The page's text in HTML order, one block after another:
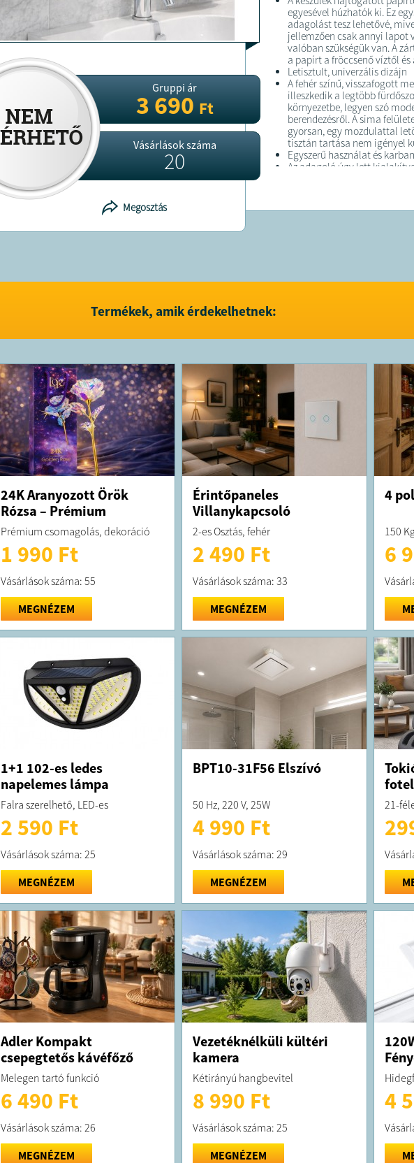
Gruppi ár
3 690Ft
Vásárlások száma
20
Megosztás
egyesével húzhatók ki. Ez
adagolást tesz lehetővé,
jellemzően csak annyi lapot
valóban szükségük van. A
a papírt a fröccsenő víztől és
Letisztult, univerzális dizájn
A fehér színű, visszafogott
illeszkedik a legtöbb
környezetbe, legyen szó
berendezésről. A sima
gyorsan, egy mozdulattal
tisztán tartása nem igényel
Egyszerű használat és
Az adagoló úgy lett
ami különösen előnyös
papírfelhasználás ésszerű
A terméket forgalmazza a
29182914-2-19
8445 Csehbánya, Újtelep út
Termékek, amik érdekelhetnek:
24K Aranyozott Örök
Rózsa – Prémium
Prémium csomagolás, dekoráció
1 990 Ft
Vásárlások száma: 55
MEGNÉZEM
Érintőpaneles
Villanykapcsoló
2-es Osztás, fehér
2 490 Ft
Vásárlások száma: 33
MEGNÉZEM
4
150
6
1+1 102-es ledes
napelemes lámpa
Falra szerelhető, LED-es
2 590 Ft
Vásárlások száma: 25
MEGNÉZEM
BPT10-31F56 Elszívó
50 Hz, 220 V, 25W
4 990 Ft
Vásárlások száma: 29
MEGNÉZEM
fotel
21-
Adler Kompakt
csepegtetős kávéfőző
Melegen tartó funkció
6 490 Ft
Vásárlások száma: 26
MEGNÉZEM
Vezetéknélküli kültéri
kamera
Kétirányú hangbevitel
8 990 Ft
Vásárlások száma: 25
MEGNÉZEM
4